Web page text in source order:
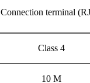
Connection terminal
Class 4
10 M